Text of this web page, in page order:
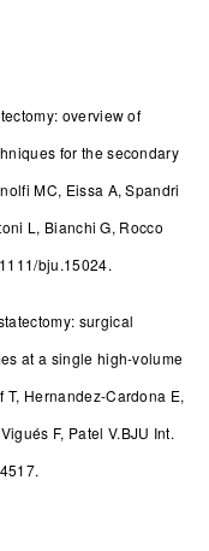
overview of
for the secondary
MC, Eissa A, Spandri
L, Bianchi G, Rocco
bju.15024.
surgical
at a single high-volume
T, Hernandez-Cardona E,
F, Patel V.BJU Int.